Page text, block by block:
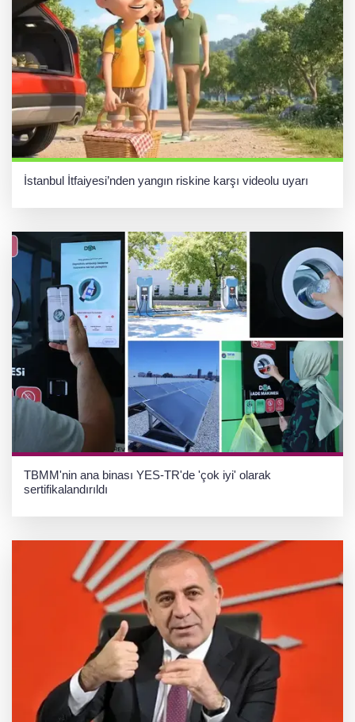
İstanbul İtfaiyesi’nden yangın riskine karşı videolu uyarı
TBMM'nin ana binası YES-TR'de 'çok iyi' olarak
sertifikalandırıldı